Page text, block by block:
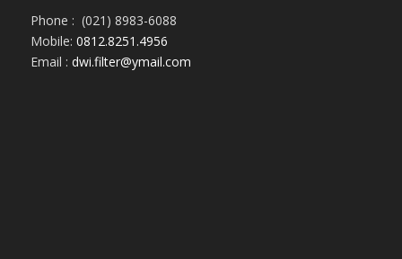
Phone : (021) 8983-6088
Mobile: 0812.8251.4956
Email : dwi.filter@ymail.com